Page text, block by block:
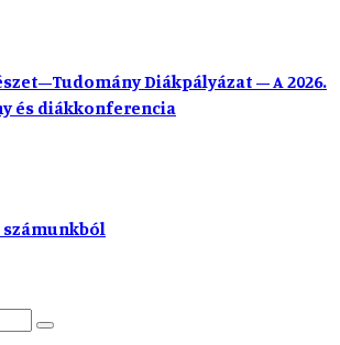
Diákpályázat – A 2026.
és diákkonferencia
számunkból